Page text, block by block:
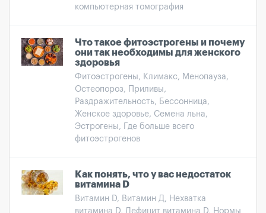
компьютерная томография
Что такое фитоэстрогены и почему
они так необходимы для женского
здоровья
Фитоэстрогены, Климакс, Менопауза,
Остеопороз, Приливы,
Раздражительность, Бессонница,
Женское здоровье, Семена льна,
Эстрогены, Где больше всего
фитоэстрогенов
Как понять, что у вас недостаток
витамина D
Витамин D, Витамин Д, Нехватка